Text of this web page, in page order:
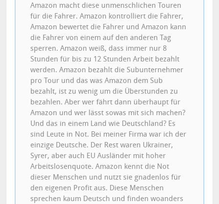
Amazon macht diese unmenschlichen Touren
für die Fahrer. Amazon kontrolliert die Fahrer,
Amazon bewertet die Fahrer und Amazon kann
die Fahrer von einem auf den anderen Tag
sperren. Amazon weiß, dass immer nur 8
Stunden für bis zu 12 Stunden Arbeit bezahlt
werden. Amazon bezahlt die Subunternehmer
pro Tour und das was Amazon dem Sub
bezahlt, ist zu wenig um die Überstunden zu
bezahlen. Aber wer fährt dann überhaupt für
Amazon und wer lässt sowas mit sich machen?
Und das in einem Land wie Deutschland? Es
sind Leute in Not. Bei meiner Firma war ich der
einzige Deutsche. Der Rest waren Ukrainer,
Syrer, aber auch EU Ausländer mit hoher
Arbeitslosenquote. Amazon kennt die Not
dieser Menschen und nutzt sie gnadenlos für
den eigenen Profit aus. Diese Menschen
sprechen kaum Deutsch und finden woanders